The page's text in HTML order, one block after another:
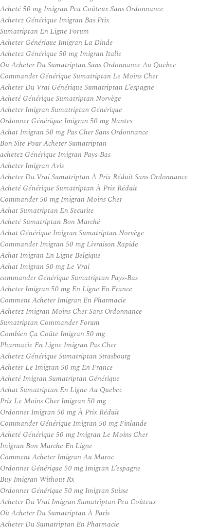
Acheté 50 mg Imigran Peu Coûteux Sans Ordonnance
Achetez Générique Imigran Bas Prix
Sumatriptan En Ligne Forum
Acheter Générique Imigran La Dinde
Achetez Générique 50 mg Imigran Italie
Ou Acheter Du Sumatriptan Sans Ordonnance Au Quebec
Commander Générique Sumatriptan Le Moins Cher
Acheter Du Vrai Générique Sumatriptan L’espagne
Acheté Générique Sumatriptan Norvège
Acheter Imigran Sumatriptan Générique
Ordonner Générique Imigran 50 mg Nantes
Achat Imigran 50 mg Pas Cher Sans Ordonnance
Bon Site Pour Acheter Sumatriptan
achetez Générique Imigran Pays-Bas
Acheter Imigran Avis
Acheter Du Vrai Sumatriptan À Prix Réduit Sans Ordonnance
Acheté Générique Sumatriptan À Prix Réduit
Commander 50 mg Imigran Moins Cher
Achat Sumatriptan En Securite
Acheté Sumatriptan Bon Marché
Achat Générique Imigran Sumatriptan Norvège
Commander Imigran 50 mg Livraison Rapide
Achat Imigran En Ligne Belgique
Achat Imigran 50 mg Le Vrai
commander Générique Sumatriptan Pays-Bas
Acheter Imigran 50 mg En Ligne En France
Comment Acheter Imigran En Pharmacie
Achetez Imigran Moins Cher Sans Ordonnance
Sumatriptan Commander Forum
Combien Ça Coûte Imigran 50 mg
Pharmacie En Ligne Imigran Pas Cher
Achetez Générique Sumatriptan Strasbourg
Acheter Le Imigran 50 mg En France
Acheté Imigran Sumatriptan Générique
Achat Sumatriptan En Ligne Au Quebec
Prix Le Moins Cher Imigran 50 mg
Ordonner Imigran 50 mg À Prix Réduit
Commander Générique Imigran 50 mg Finlande
Acheté Générique 50 mg Imigran Le Moins Cher
Imigran Bon Marche En Ligne
Comment Acheter Imigran Au Maroc
Ordonner Générique 50 mg Imigran L’espagne
Buy Imigran Without Rx
Ordonner Générique 50 mg Imigran Suisse
Acheter Du Vrai Imigran Sumatriptan Peu Coûteux
Où Acheter Du Sumatriptan À Paris
Acheter Du Sumatriptan En Pharmacie